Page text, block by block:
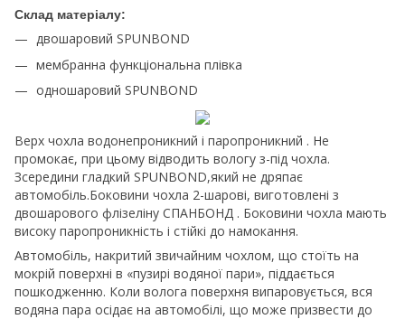
Склад матеріалу:
двошаровий SPUNBOND
мембранна функціональна плівка
одношаровий SPUNBOND
Верх чохла водонепроникний і паропроникний . Не
промокає, при цьому відводить вологу з-під чохла.
Зсередини гладкий SPUNBOND,який не дряпає
автомобіль.Боковини чохла 2-шарові, виготовлені з
двошарового флізеліну СПАНБОНД . Боковини чохла мають
високу паропроникність і стійкі до намокання.
Автомобіль, накритий звичайним чохлом, що стоїть на
мокрій поверхні в «пузирі водяної пари», піддається
пошкодженню. Коли волога поверхня випаровується, вся
водяна пара осідає на автомобілі, що може призвести до